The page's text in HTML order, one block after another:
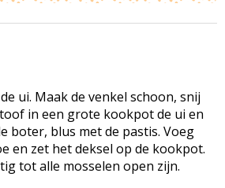
ui. Maak de venkel schoon, snij
in een grote kookpot de ui en
boter, blus met de pastis. Voeg
en zet het deksel op de kookpot.
tot alle mosselen open zijn.